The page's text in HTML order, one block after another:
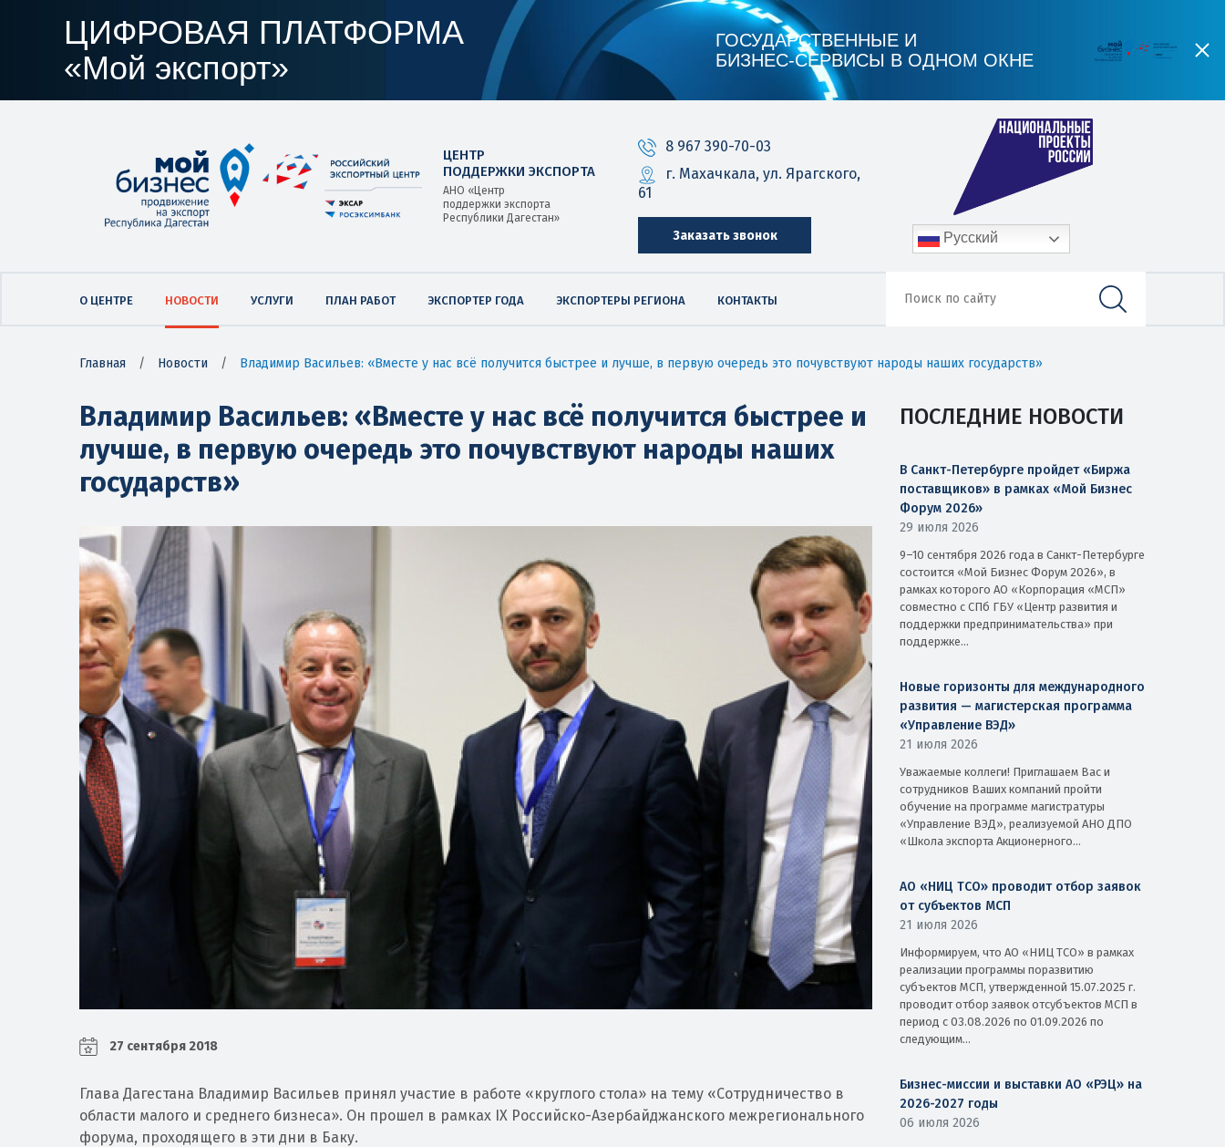
ЦИФРОВАЯ ПЛАТФОРМА
«Мой экспорт»
ГОСУДАРСТВЕННЫЕ И
БИЗНЕС‑СЕРВИСЫ В ОДНОМ ОКНЕ
ЦЕНТР
ПОДДЕРЖКИ ЭКСПОРТА
АНО «Центр
поддержки экспорта
Республики Дагестан»
8 967 390-70-03
г. Махачкала, ул. Ярагского,
61
Заказать звонок Русский
О ЦЕНТРЕ НОВОСТИ УСЛУГИ ПЛАН РАБОТ ЭКСПОРТЕР ГОДА ЭКСПОРТЕРЫ РЕГИОНА КОНТАКТЫ
Главная / Новости / Владимир Васильев: «Вместе у нас всё получится быстрее и лучше, в первую очередь это почувствуют народы наших государств»
Владимир Васильев: «Вместе у нас всё получится быстрее и
лучше, в первую очередь это почувствуют народы наших
государств»
27 сентября 2018
Глава Дагестана Владимир Васильев принял участие в работе «круглого стола» на тему «Сотрудничество в
области малого и среднего бизнеса». Он прошел в рамках IX Российско-Азербайджанского межрегионального
форума, проходящего в эти дни в Баку.
ПОСЛЕДНИЕ НОВОСТИ
В Санкт-Петербурге пройдет «Биржа
поставщиков» в рамках «Мой Бизнес
Форум 2026»
29 июля 2026
9–10 сентября 2026 года в Санкт-Петербурге
состоится «Мой Бизнес Форум 2026», в
рамках которого АО «Корпорация «МСП»
совместно с СПб ГБУ «Центр развития и
поддержки предпринимательства» при
поддержке...
Новые горизонты для международного
развития — магистерская программа
«Управление ВЭД»
21 июля 2026
Уважаемые коллеги! Приглашаем Вас и
сотрудников Ваших компаний пройти
обучение на программе магистратуры
«Управление ВЭД», реализуемой АНО ДПО
«Школа экспорта Акционерного...
АО «НИЦ ТСО» проводит отбор заявок
от субъектов МСП
21 июля 2026
Информируем, что АО «НИЦ ТСО» в рамках
реализации программы поразвитию
субъектов МСП, утвержденной 15.07.2025 г.
проводит отбор заявок отсубъектов МСП в
период с 03.08.2026 по 01.09.2026 по
следующим...
Бизнес-миссии и выставки АО «РЭЦ» на
2026-2027 годы
06 июля 2026